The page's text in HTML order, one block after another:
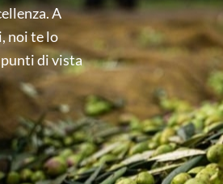
A
noi te lo
di vista